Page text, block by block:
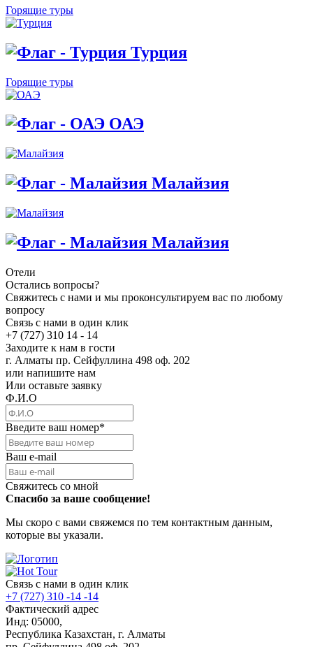
Горящие туры
Турция
Горящие туры
ОАЭ
Малайзия
Малайзия
Отели
Остались вопросы?
Свяжитесь с нами и мы проконсультируем вас по любому
вопросу
Связь с нами в один клик
+7 (727) 310 14 - 14
Заходите к нам в гости
г. Алматы пр. Сейфуллина 498 оф. 202
или напишите нам
Или оставьте заявку
Ф.И.О
Введите ваш номер*
Ваш e-mail
Свяжитесь со мной
Спасибо за ваше сообщение!
Мы скоро с вами свяжемся по тем контактным данным,
которые вы указали.
Связь с нами в один клик
+7 (727) 310 -14 -14
Фактический адрес
Инд: 05000,
Республика Казахстан, г. Алматы